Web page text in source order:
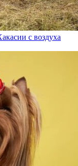
с воздуха